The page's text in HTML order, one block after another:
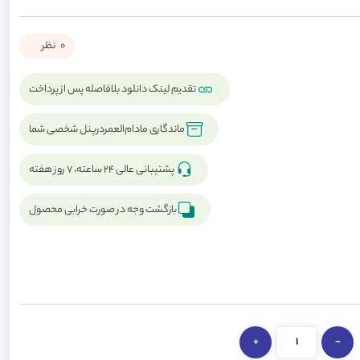
0 نظر
تقدیم لینک دانلود بلافاصله پس از پرداخت
ماندگاری مادام‌العمردرپنل شخصی شما
پشتیبانی عالی ۲۴ ساعته، ۷ روز هفته
بازگشت وجه در صورت خرابی محصول
-
+